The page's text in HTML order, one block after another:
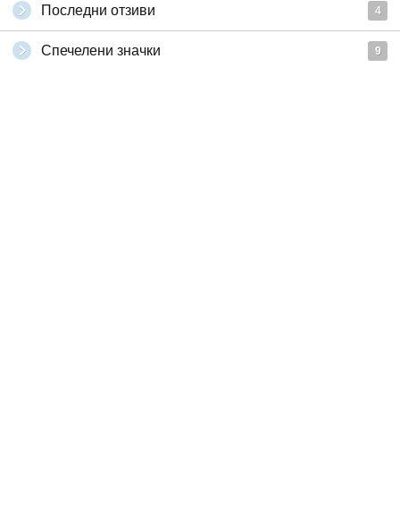
Последни отзиви 4
Спечелени значки 9